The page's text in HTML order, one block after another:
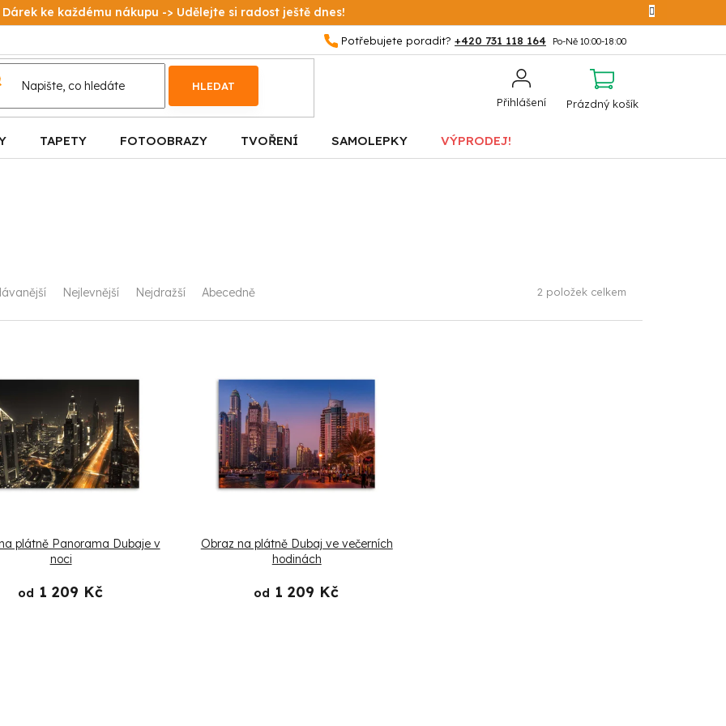
Dárek ke každému nákupu -> Udělejte si radost ještě dnes!
+420 731 118 164
Přihlášení
HLEDAT
NÁKUPNÍ
Prázdný košík
TAPETY FOTOOBRAZY TVOŘENÍ SAMOLEPKY VÝPRODEJ!
Nejlevnější Nejdražší Abecedně 2 položek celkem
plátně Panorama Dubaje v
noci
od 1 209 Kč
Obraz na plátně Dubaj ve večerních
hodinách
od 1 209 Kč